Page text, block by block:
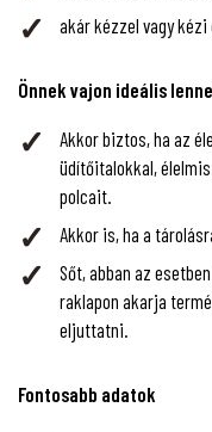
akár kézzel vagy
Önnek vajon ideális
Akkor biztos, ha az
üdítőitalokkal,
polcait.
Akkor is, ha a
Sőt, abban az
raklapon akarja
eljuttatni.
Fontosabb adatok